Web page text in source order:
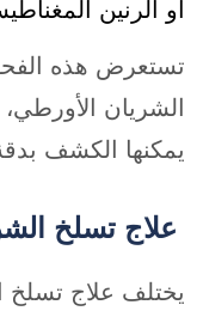
أو الرنين
تستعرض هذه
الشريان الأورطي،
يمكنها الكشف
علاج تسلخ
يختلف علاج تسلخ